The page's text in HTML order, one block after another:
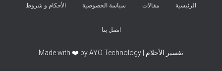
الرئيسية مقالات سياسة الخصوصية الأحكام و شروط
اتصل بنا
تفسير الأحلام | Made with ❤️ by AYO Technology